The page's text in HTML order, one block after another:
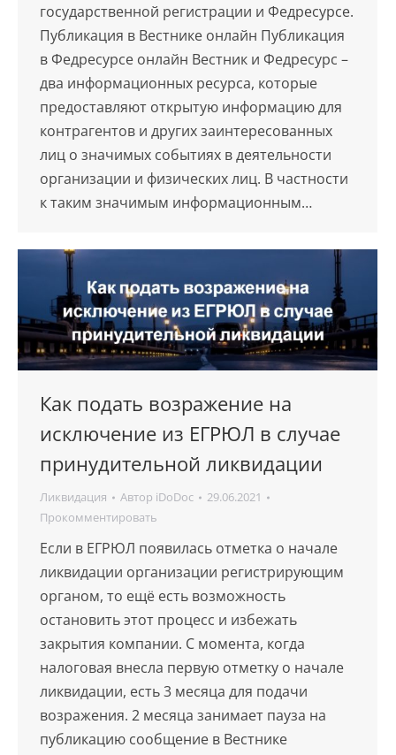
государственной регистрации и Федресурсе.
Публикация в Вестнике онлайн Публикация
в Федресурсе онлайн Вестник и Федресурс –
два информационных ресурса, которые
предоставляют открытую информацию для
контрагентов и других заинтересованных
лиц о значимых событиях в деятельности
организации и физических лиц. В частности
к таким значимым информационным…
Как подать возражение на
исключение из ЕГРЮЛ в случае
принудительной ликвидации
Ликвидация Автор iDoDoc
29.06.2021
Прокомментировать
Если в ЕГРЮЛ появилась отметка о начале
ликвидации организации регистрирующим
органом, то ещё есть возможность
остановить этот процесс и избежать
закрытия компании. С момента, когда
налоговая внесла первую отметку о начале
ликвидации, есть 3 месяца для подачи
возражения. 2 месяца занимает пауза на
публикацию сообщение в Вестнике